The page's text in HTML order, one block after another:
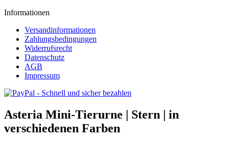
Informationen
Versandinformationen
Zahlungsbedingungen
Widerrufsrecht
Datenschutz
AGB
Impressum
Asteria Mini-Tierurne | Stern | in
verschiedenen Farben